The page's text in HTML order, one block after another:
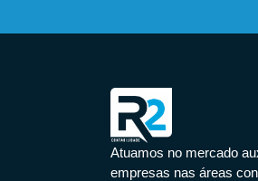
Atuamos no mercado
empresas nas áreas